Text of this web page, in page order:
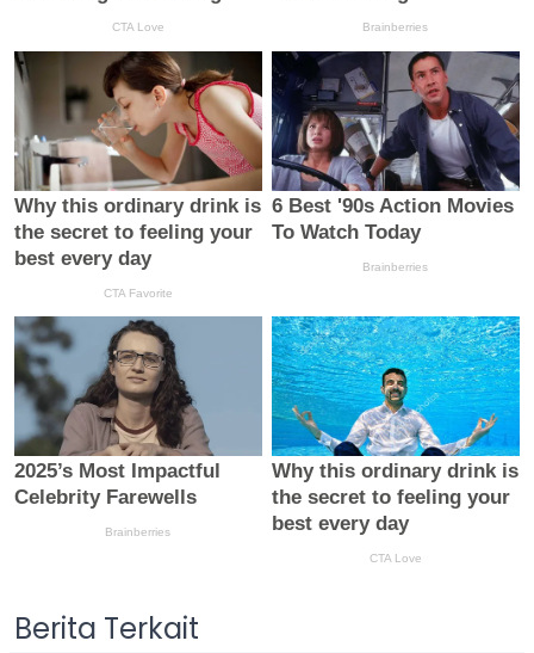
Berita Terkait